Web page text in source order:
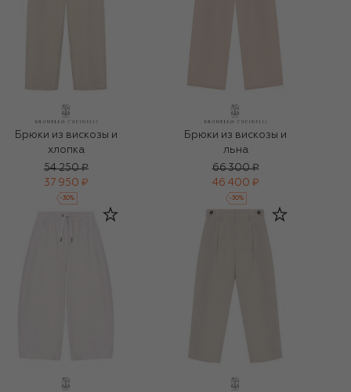
Брюки из вискозы и
хлопка
54 250 ₽
37 950 ₽
-30%
Брюки из вискозы и
льна
66 300 ₽
46 400 ₽
-30%